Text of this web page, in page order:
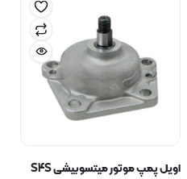
اویل پمپ موتور میتسوبیشی S4S